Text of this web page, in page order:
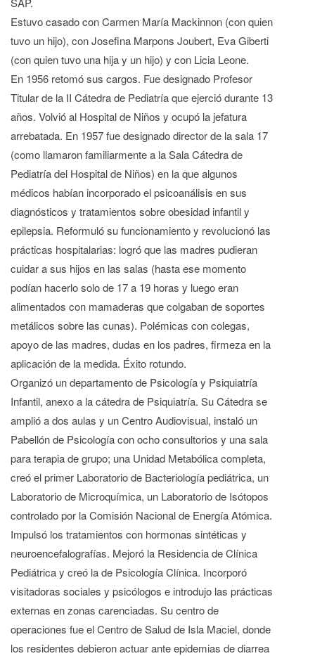
Estuvo casado con Carmen María Mackinnon (con quien
tuvo un hijo), con Josefina Marpons Joubert, Eva Giberti
(con quien tuvo una hija y un hijo) y con Licia Leone.
En 1956 retomó sus cargos. Fue designado Profesor
Titular de la II Cátedra de Pediatría que ejerció durante 13
años. Volvió al Hospital de Niños y ocupó la jefatura
arrebatada. En 1957 fue designado director de la sala 17
(como llamaron familiarmente a la Sala Cátedra de
Pediatría del Hospital de Niños) en la que algunos
médicos habían incorporado el psicoanálisis en sus
diagnósticos y tratamientos sobre obesidad infantil y
epilepsia. Reformuló su funcionamiento y revolucionó las
prácticas hospitalarias: logró que las madres pudieran
cuidar a sus hijos en las salas (hasta ese momento
podían hacerlo solo de 17 a 19 horas y luego eran
alimentados con mamaderas que colgaban de soportes
metálicos sobre las cunas). Polémicas con colegas,
apoyo de las madres, dudas en los padres, firmeza en la
aplicación de la medida. Éxito rotundo.
Organizó un departamento de Psicología y Psiquiatría
Infantil, anexo a la cátedra de Psiquiatría. Su Cátedra se
amplió a dos aulas y un Centro Audiovisual, instaló un
Pabellón de Psicología con ocho consultorios y una sala
para terapia de grupo; una Unidad Metabólica completa,
creó el primer Laboratorio de Bacteriología pediátrica, un
Laboratorio de Microquímica, un Laboratorio de Isótopos
controlado por la Comisión Nacional de Energía Atómica.
Impulsó los tratamientos con hormonas sintéticas y
neuroencefalografías. Mejoró la Residencia de Clínica
Pediátrica y creó la de Psicología Clínica. Incorporó
visitadoras sociales y psicólogos e introdujo las prácticas
externas en zonas carenciadas. Su centro de
operaciones fue el Centro de Salud de Isla Maciel, donde
los residentes debieron actuar ante epidemias de diarrea